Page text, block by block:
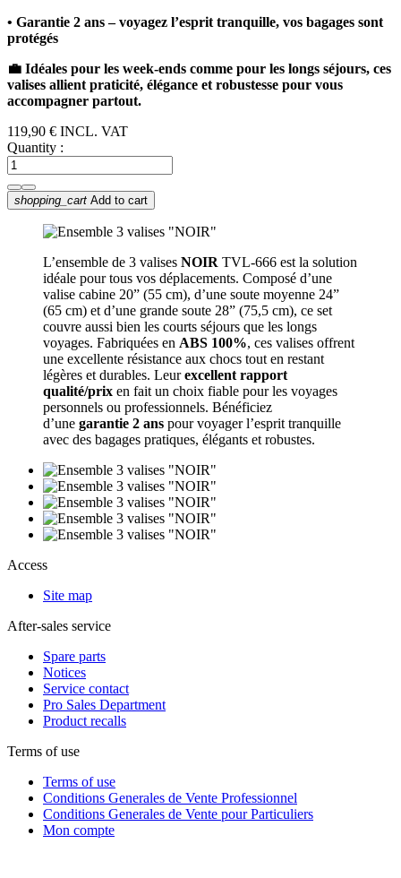
• Garantie 2 ans – voyagez l’esprit tranquille, vos bagages sont
protégés
💼 Idéales pour les week-ends comme pour les longs séjours, ces
valises allient praticité, élégance et robustesse pour vous
accompagner partout.
119,90 € INCL. VAT
Quantity :
shopping_cart Add to cart
L’ensemble de 3 valises NOIR TVL-666 est la solution
idéale pour tous vos déplacements. Composé d’une
valise cabine 20” (55 cm), d’une soute moyenne 24”
(65 cm) et d’une grande soute 28” (75,5 cm), ce set
couvre aussi bien les courts séjours que les longs
voyages. Fabriquées en ABS 100%, ces valises offrent
une excellente résistance aux chocs tout en restant
légères et durables. Leurexcellent rapport
qualité/prix en fait un choix fiable pour les voyages
personnels ou professionnels. Bénéficiez
d’une garantie 2 ans pour voyager l’esprit tranquille
avec des bagages pratiques, élégants et robustes.
Access
Site map
After-sales service
Spare parts
Notices
Service contact
Pro Sales Department
Product recalls
Terms of use
Terms of use
Conditions Generales de Vente Professionnel
Conditions Generales de Vente pour Particuliers
Mon compte